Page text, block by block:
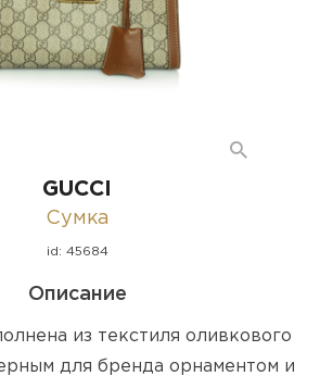
GUCCI
Сумка
id: 45684
Описание
из текстиля оливкового
для бренда орнаментом и